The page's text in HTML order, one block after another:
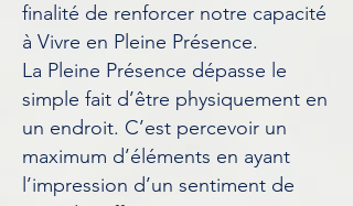
finalité de renforcer notre capacité
à Vivre en Pleine Présence.
La Pleine Présence dépasse le
simple fait d’être physiquement en
un endroit. C’est percevoir un
maximum d’éléments en ayant
l’impression d’un sentiment de